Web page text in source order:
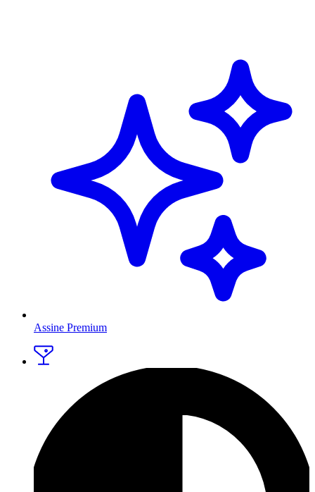
Assine Premium